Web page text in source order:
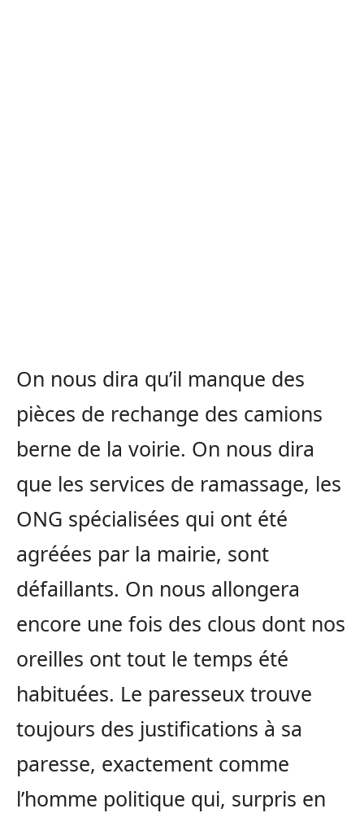
On nous dira qu’il manque des
pièces de rechange des camions
berne de la voirie. On nous dira
que les services de ramassage, les
ONG spécialisées qui ont été
agréées par la mairie, sont
défaillants. On nous allongera
encore une fois des clous dont nos
oreilles ont tout le temps été
habituées. Le paresseux trouve
toujours des justifications à sa
paresse, exactement comme
l’homme politique qui, surpris en